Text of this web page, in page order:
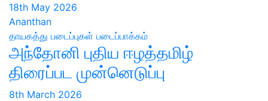
18th May 2026
Ananthan
தாயகத்து படைப்புகள் படைப்பாக்கம்
அந்தோனி புதிய ஈழத்தமிழ்
திரைப்பட முன்னெடுப்பு
8th March 2026